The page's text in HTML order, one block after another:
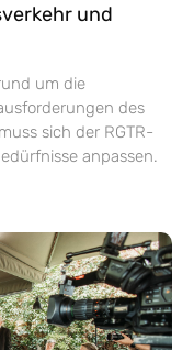
und
um die
des
sich der RGTR-
anpassen.